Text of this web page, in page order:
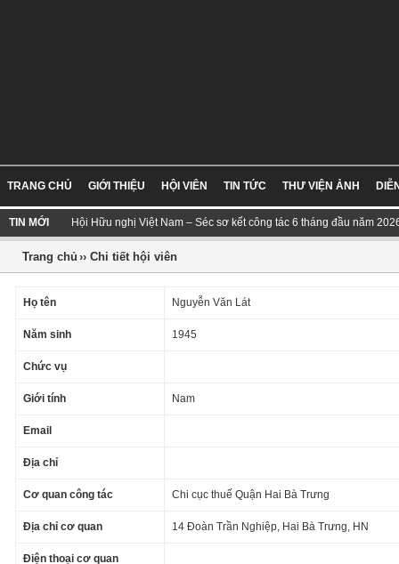
TRANG CHỦ GIỚI THIỆU HỘI VIÊN TIN TỨC THƯ VIỆN ẢNH
TIN MỚI Hội Hữu nghị Việt Nam – Séc sơ kết công tác 6 tháng đầu năm
Trang chủ ›› Chi tiết hội viên
Họ tên Nguyễn Văn Lát
Năm sinh 1945
Chức vụ
Giới tính Nam
Email
Địa chỉ
Cơ quan công tác Chi cục thuế Quận Hai Bà Trưng
Địa chỉ cơ quan 14 Đoàn Trần Nghiệp, Hai Bà Trưng, HN
Điện thoại cơ quan